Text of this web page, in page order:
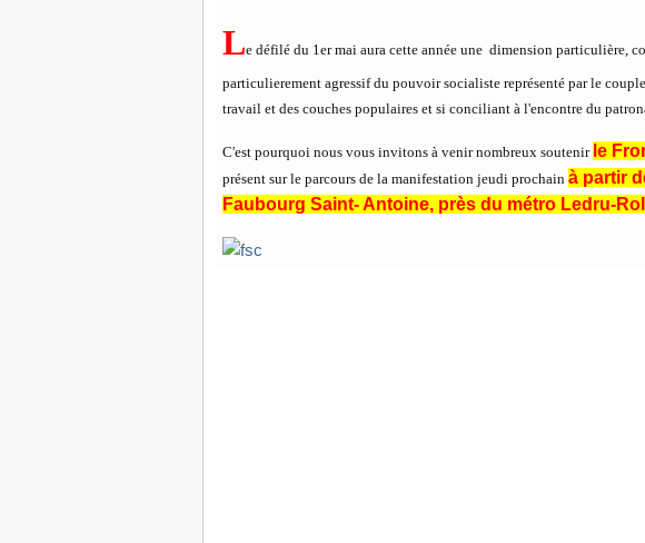
Le défilé du 1er mai aura cette année une dimension particulière,
particulierement agressif du pouvoir socialiste représenté par le
travail et des couches populaires et si conciliant à l'encontre du
C'est pourquoi nous vous invitons à venir nombreux soutenir le
présent sur le parcours de la manifestation jeudi prochain à partir
Faubourg Saint- Antoine, près du métro Ledru-